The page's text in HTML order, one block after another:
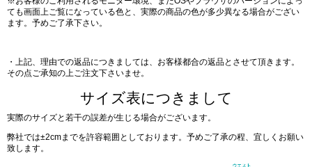
ても画面上ご覧になっている色と、実際の商品の色が多少異なる場合がござい
ます。予めご了承下さい。
・上記、理由での返品につきましては、お客様都合の返品とさせて頂きます。
その点ご承知の上ご注文下さいませ。
サイズ表につきまして
実際のサイズと若干の誤差が生じる場合がございます。
弊社では±2cmまでを許容範囲としております。予めご了承の程、宜しくお願い
致します。